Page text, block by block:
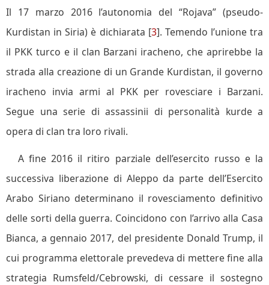
Il 17 marzo 2016 l’autonomia del “Rojava” (pseudo-
Kurdistan in Siria) è dichiarata [3]. Temendo l’unione tra
il PKK turco e il clan Barzani iracheno, che aprirebbe la
strada alla creazione di un Grande Kurdistan, il governo
iracheno invia armi al PKK per rovesciare i Barzani.
Segue una serie di assassinii di personalità kurde a
opera di clan tra loro rivali.
A fine 2016 il ritiro parziale dell’esercito russo e la
successiva liberazione di Aleppo da parte dell’Esercito
Arabo Siriano determinano il rovesciamento definitivo
delle sorti della guerra. Coincidono con l’arrivo alla Casa
Bianca, a gennaio 2017, del presidente Donald Trump, il
cui programma elettorale prevedeva di mettere fine alla
strategia Rumsfeld/Cebrowski, di cessare il sostegno